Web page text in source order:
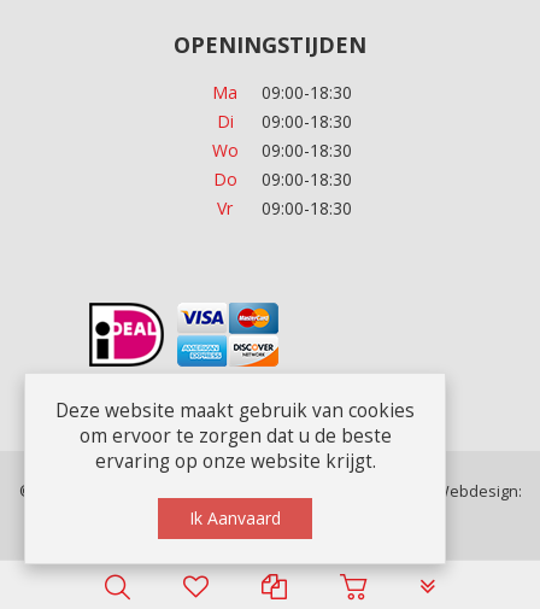
OPENINGSTIJDEN
Ma
09:00-18:30
Di
09:00-18:30
Wo
09:00-18:30
Do
09:00-18:30
Vr
09:00-18:30
© Copyright 2018 Officeplan. Alle rechten voorbehouden. Webdesign:
Rex Media
Deze website maakt gebruik van cookies
om ervoor te zorgen dat u de beste
ervaring op onze website krijgt.
Ik Aanvaard